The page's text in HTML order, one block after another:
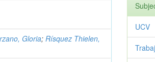
Gloria;Rísquez Thielen,
UCV